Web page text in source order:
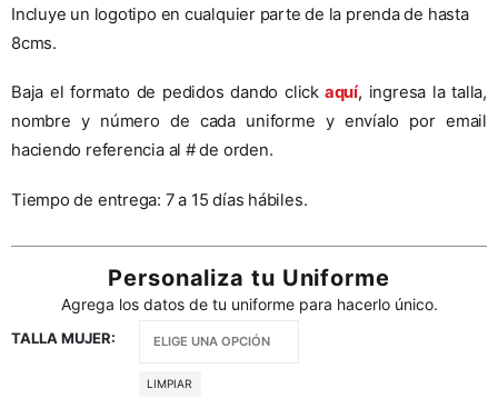
Incluye un logotipo en cualquier parte de la prenda de hasta
8cms.
Baja el formato de pedidos dando click aquí, ingresa la talla,
nombre y número de cada uniforme y envíalo por email
haciendo referencia al # de orden.
Tiempo de entrega: 7 a 15 días hábiles.
Personaliza tu Uniforme
Agrega los datos de tu uniforme para hacerlo único.
TALLA MUJER
LIMPIAR